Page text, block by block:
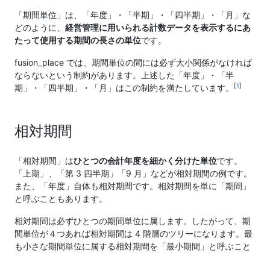
「期間単位」は、「年度」・「半期」・「四半期」・「月」な
どのように、 経営管理に用いられる計数データを表示するにあ
たって使用する期間の長さの単位です。
fusion_place では、期間単位の間には必ず大小関係がなければ
ならないという制約があります。上述した「年度」・「半
期」・「四半期」・「月」はこの制約を満たしています。
[1]
相対期間
「相対期間」はひとつの会計年度を細かく分けた単位です。
「上期」、「第 3 四半期」「9 月」などが相対期間の例です。
また、「年度」自体も相対期間です。相対期間を単に「期間」
と呼ぶこともあります。
相対期間は必ずひとつの期間単位に属します。したがって、期
間単位が４つあれば相対期間は 4 階層のツリーになります。最
も小さな期間単位に属する相対期間を「最小期間」と呼ぶこと